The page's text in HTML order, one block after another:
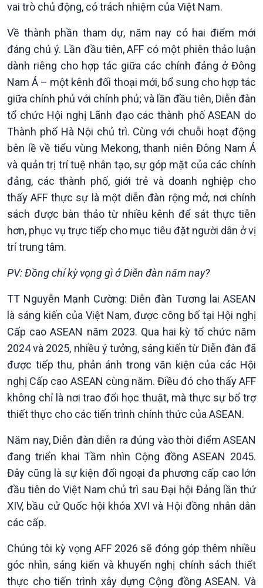
Văn hoá & Du lịch
Tin Văn hoá & Du lịch
Chát với người nổi tiếng
Câu chuyện Thể thao
Multimedia
Ảnh
Video
Infographic
E-Magazine
Podcast
Góc nhìn VOV1
Bình luận
10 phút Sự kiện - Luận bàn
Câu chuyện thời sự
Đối thoại
Diễn đàn chủ nhật
Chuyện đêm
vai trò chủ động, có trách nhiệm của Việt Nam.
Về thành phần tham dự, năm nay có hai điểm mới
đáng chú ý. Lần đầu tiên, AFF có một phiên thảo luận
dành riêng cho hợp tác giữa các chính đảng ở Đông
Nam Á – một kênh đối thoại mới, bổ sung cho hợp tác
giữa chính phủ với chính phủ; và lần đầu tiên, Diễn đàn
tổ chức Hội nghị Lãnh đạo các thành phố ASEAN do
Thành phố Hà Nội chủ trì. Cùng với chuỗi hoạt động
bên lề về tiểu vùng Mekong, thanh niên Đông Nam Á
và quản trị trí tuệ nhân tạo, sự góp mặt của các chính
đảng, các thành phố, giới trẻ và doanh nghiệp cho
thấy AFF thực sự là một diễn đàn rộng mở, nơi chính
sách được bàn thảo từ nhiều kênh để sát thực tiễn
hơn, phục vụ trực tiếp cho mục tiêu đặt người dân ở vị
trí trung tâm.
PV: Đồng chí kỳ vọng gì ở Diễn đàn năm nay?
TT Nguyễn Mạnh Cường: Diễn đàn Tương lai ASEAN
là sáng kiến của Việt Nam, được công bố tại Hội nghị
Cấp cao ASEAN năm 2023. Qua hai kỳ tổ chức năm
2024 và 2025, nhiều ý tưởng, sáng kiến từ Diễn đàn đã
được tiếp thu, phản ánh trong văn kiện của các Hội
nghị Cấp cao ASEAN cùng năm. Điều đó cho thấy AFF
không chỉ là nơi trao đổi học thuật, mà thực sự bổ trợ
thiết thực cho các tiến trình chính thức của ASEAN.
Năm nay, Diễn đàn diễn ra đúng vào thời điểm ASEAN
đang triển khai Tầm nhìn Cộng đồng ASEAN 2045.
Đây cũng là sự kiện đối ngoại đa phương cấp cao lớn
đầu tiên do Việt Nam chủ trì sau Đại hội Đảng lần thứ
XIV, bầu cử Quốc hội khóa XVI và Hội đồng nhân dân
các cấp.
Chúng tôi kỳ vọng AFF 2026 sẽ đóng góp thêm nhiều
góc nhìn, sáng kiến và khuyến nghị chính sách thiết
thực cho tiến trình xây dựng Cộng đồng ASEAN. Và